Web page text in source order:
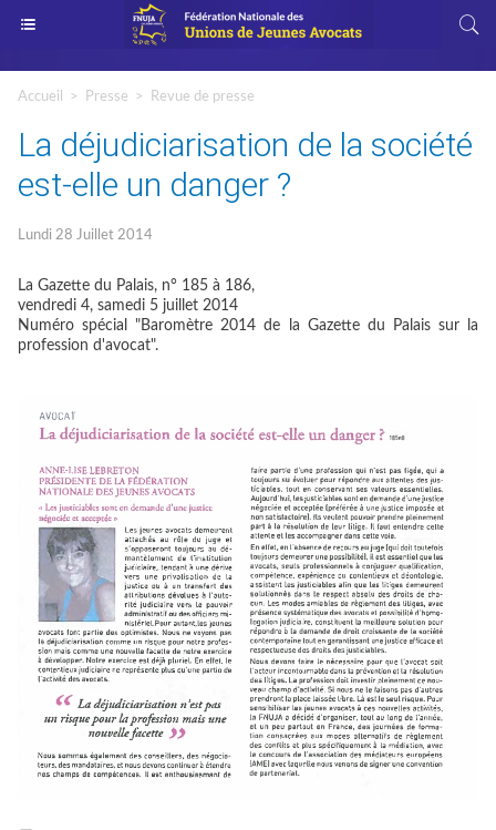
Accueil > Presse > Revue de presse
La déjudiciarisation de la société
est-elle un danger ?
Lundi 28 Juillet 2014
La Gazette du Palais, n° 185 à 186,
vendredi 4, samedi 5 juillet 2014
Numéro spécial "Baromètre 2014 de la Gazette du Palais sur la
profession d'avocat".